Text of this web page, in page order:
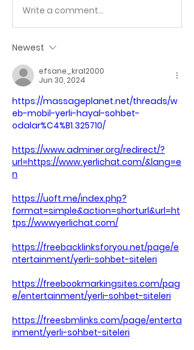
Write a comment...
Newest
efsane_kral2000
Jun 30, 2024
https://massageplanet.net/threads/w
eb-mobil-yerli-hayal-sohbet-
odalar%C4%B1.325710/
https://www.adminer.org/redirect/?
url=https://www.yerlichat.com/&lang=e
n
https://uoft.me/index.php?
format=simple&action=shorturl&url=ht
tps://wwwyerlichat.com/
https://freebacklinksforyou.net/page/e
ntertainment/yerli-sohbet-siteleri
https://freebookmarkingsites.com/pag
e/entertainment/yerli-sohbet-siteleri
https://freesbmlinks.com/page/enterta
inment/yerli-sohbet-siteleri